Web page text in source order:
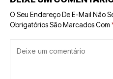
O Seu Endereço De E-Mail Não
Obrigatórios São Marcados Com